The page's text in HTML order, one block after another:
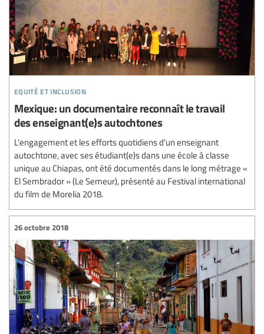
equité et inclusion
Mexique: un documentaire reconnaît le travail
des enseignant(e)s autochtones
L'engagement et les efforts quotidiens d'un enseignant
autochtone, avec ses étudiant(e)s dans une école à classe
unique au Chiapas, ont été documentés dans le long métrage «
El Sembrador » (Le Semeur), présenté au Festival international
du film de Morelia 2018.
26 octobre 2018